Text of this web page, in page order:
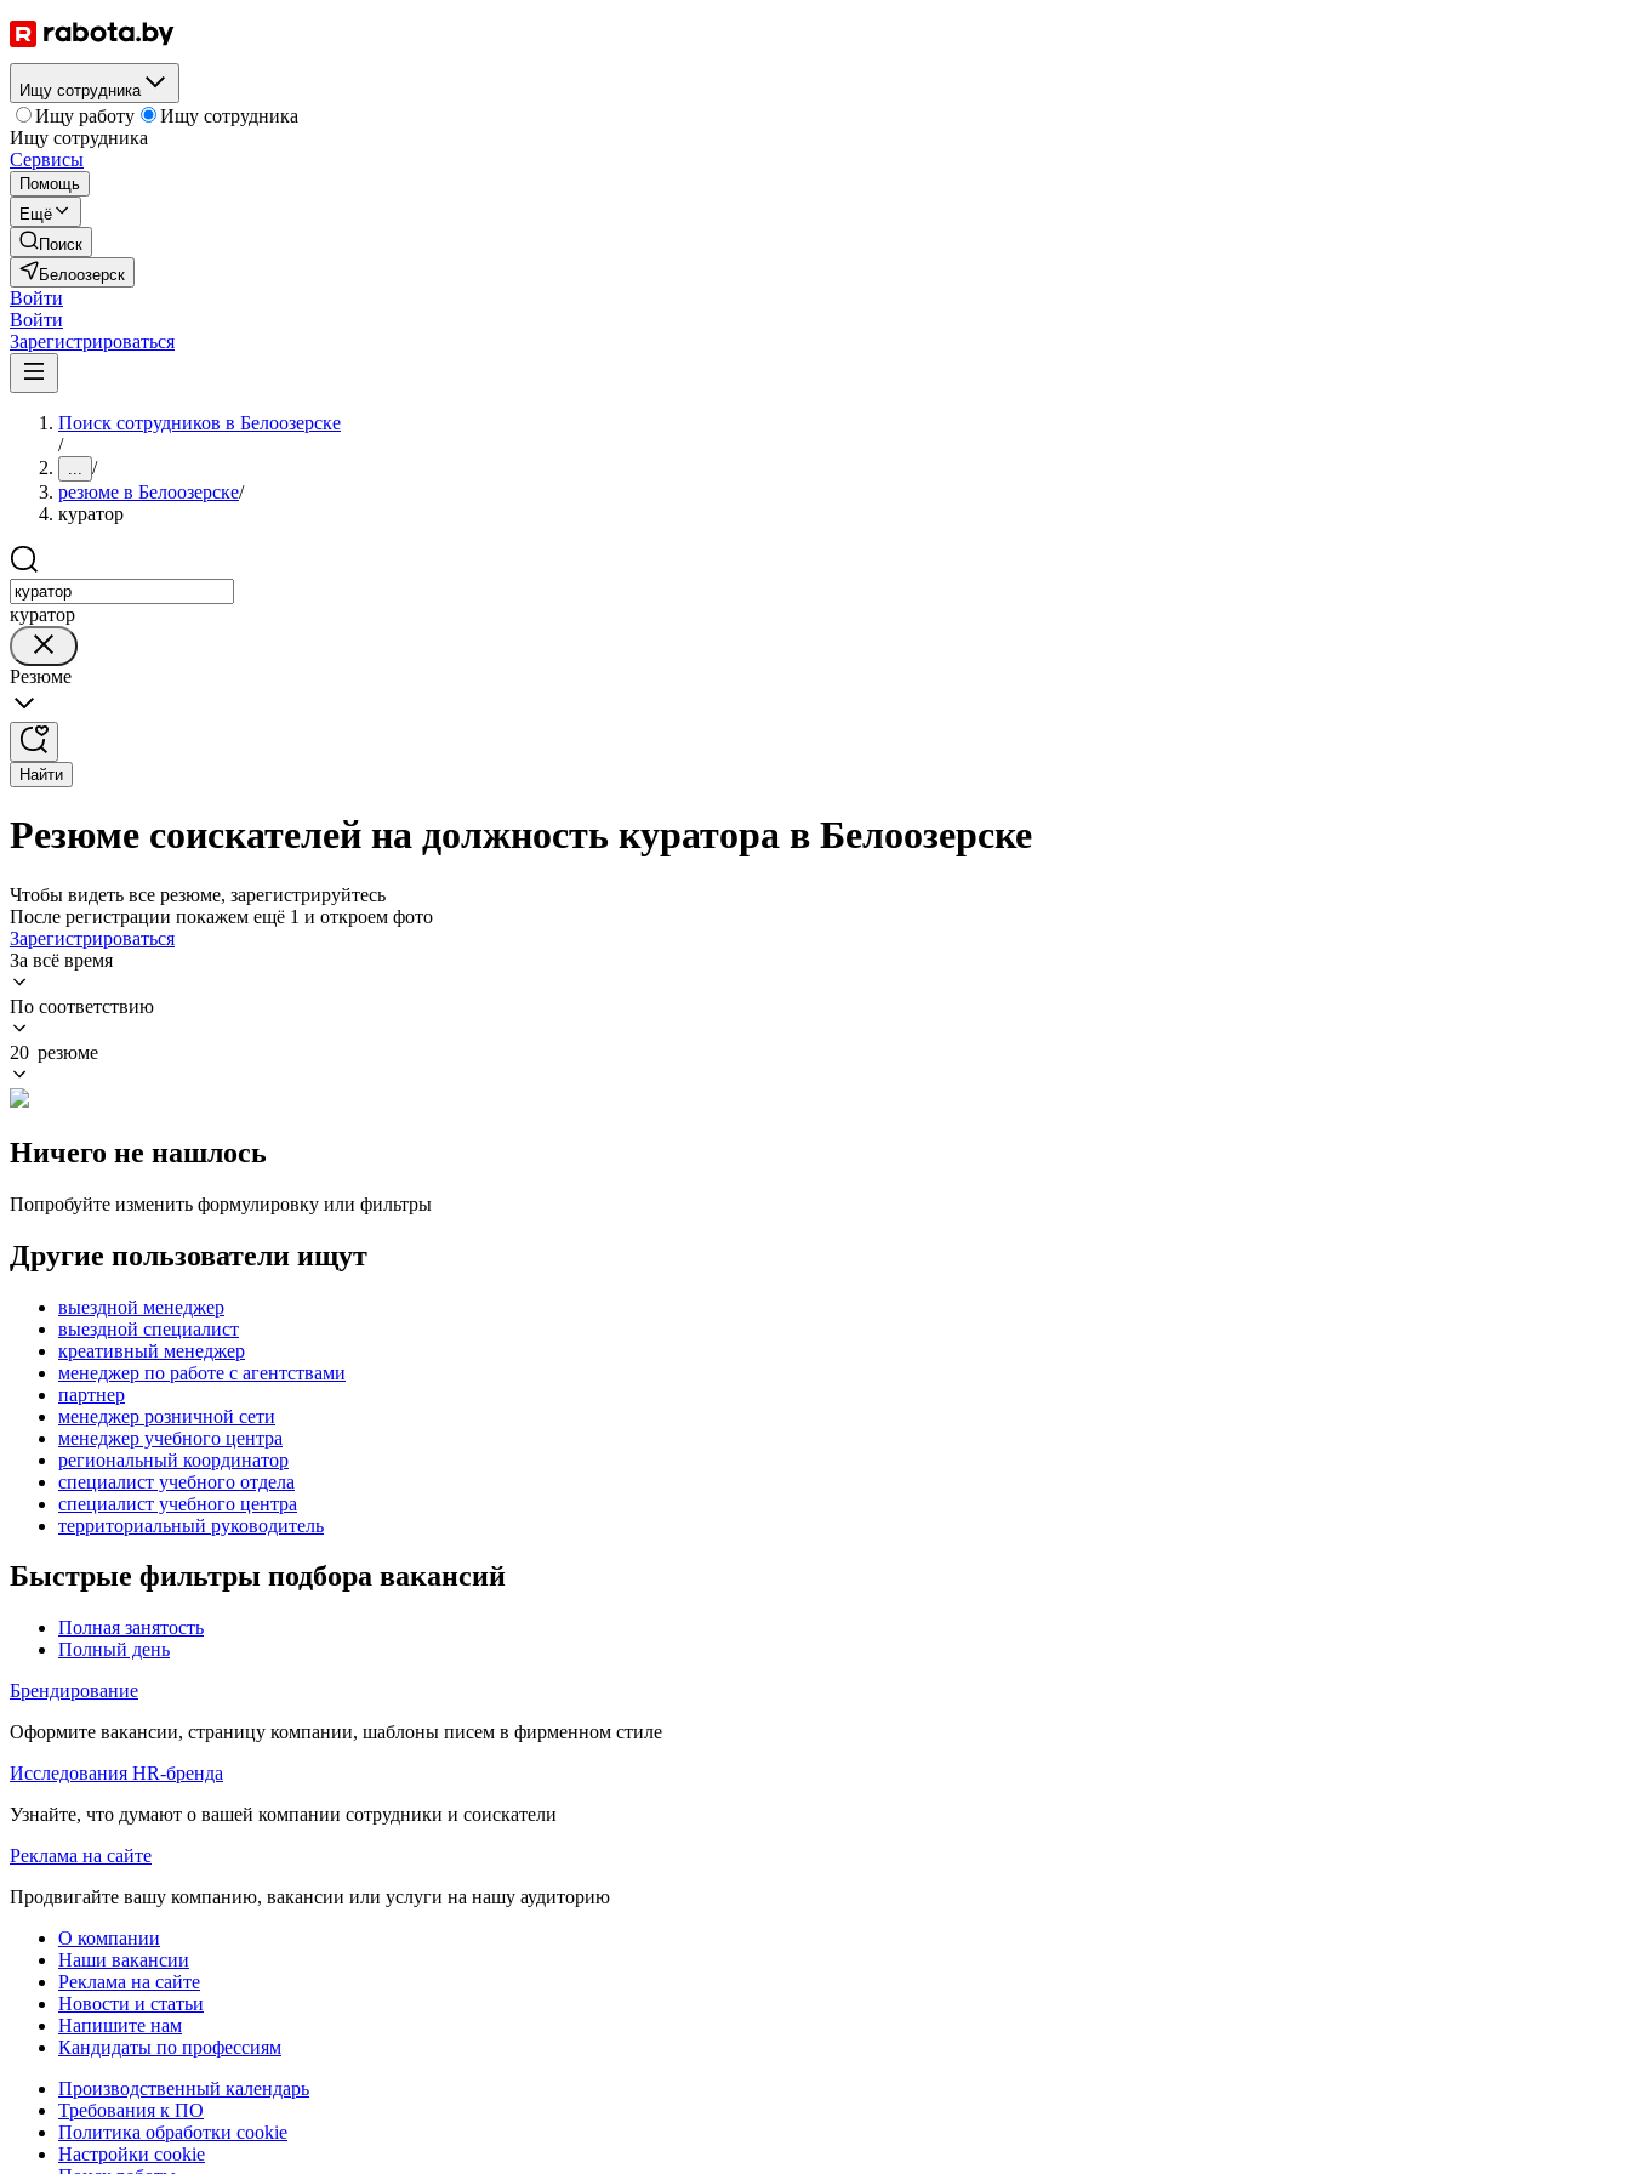
Ищу сотрудника
Ищу работу
Ищу сотрудника
Ищу сотрудника
Сервисы
Помощь
Ещё
Поиск
Белоозерск
Войти
Войти
Зарегистрироваться
Поиск сотрудников в Белоозерске
/
... /
резюме в Белоозерске/
куратор
куратор
Резюме
Найти
Резюме соискателей на должность куратора в Белоозерске
Чтобы видеть все резюме, зарегистрируйтесь
После регистрации покажем ещё 1 и откроем фото
Зарегистрироваться
За всё время
По соответствию
20 резюме
Ничего не нашлось
Попробуйте изменить формулировку или фильтры
Другие пользователи ищут
выездной менеджер
выездной специалист
креативный менеджер
менеджер по работе с агентствами
партнер
менеджер розничной сети
менеджер учебного центра
региональный координатор
специалист учебного отдела
специалист учебного центра
территориальный руководитель
Быстрые фильтры подбора вакансий
Полная занятость
Полный день
Брендирование
Оформите вакансии, страницу компании, шаблоны писем в фирменном стиле
Исследования HR-бренда
Узнайте, что думают о вашей компании сотрудники и соискатели
Реклама на сайте
Продвигайте вашу компанию, вакансии или услуги на нашу аудиторию
О компании
Наши вакансии
Реклама на сайте
Новости и статьи
Напишите нам
Кандидаты по профессиям
Производственный календарь
Требования к ПО
Политика обработки cookie
Настройки cookie